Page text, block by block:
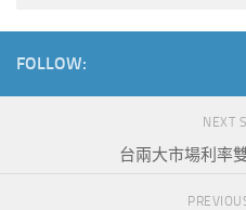
FOLLOW:
NEXT
台兩大市場利率